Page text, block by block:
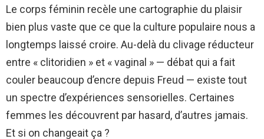
Le corps féminin recèle une cartographie du plaisir
bien plus vaste que ce que la culture populaire nous a
longtemps laissé croire. Au-delà du clivage réducteur
entre « clitoridien » et « vaginal » — débat qui a fait
couler beaucoup d’encre depuis Freud — existe tout
un spectre d’expériences sensorielles. Certaines
femmes les découvrent par hasard, d’autres jamais.
Et si on changeait ça ?